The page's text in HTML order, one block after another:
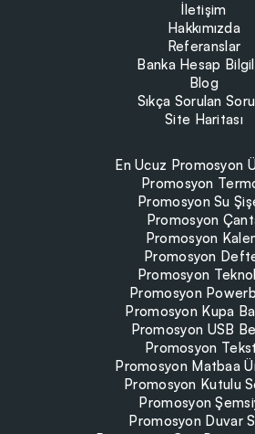
İletişim
Hakkımızda
Referanslar
Banka Hesap
Blog
Sıkça Sorulan
Site Haritası
En Ucuz Promosyon
Promosyon
Promosyon Su
Promosyon
Promosyon
Promosyon
Promosyon
Promosyon
Promosyon Kupa
Promosyon USB
Promosyon
Promosyon Matbaa
Promosyon Kutulu
Promosyon
Promosyon Duvar